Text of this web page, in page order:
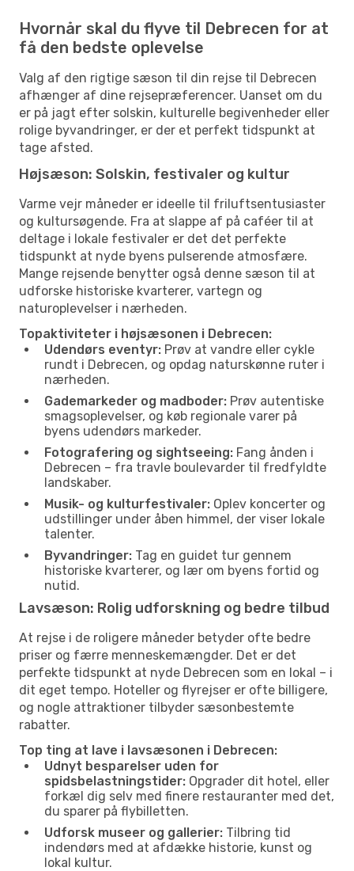
Hvornår skal du flyve til Debrecen for at
få den bedste oplevelse
Valg af den rigtige sæson til din rejse til Debrecen
afhænger af dine rejsepræferencer. Uanset om du
er på jagt efter solskin, kulturelle begivenheder eller
rolige byvandringer, er der et perfekt tidspunkt at
tage afsted.
Højsæson: Solskin, festivaler og kultur
Varme vejr måneder er ideelle til friluftsentusiaster
og kultursøgende. Fra at slappe af på caféer til at
deltage i lokale festivaler er det det perfekte
tidspunkt at nyde byens pulserende atmosfære.
Mange rejsende benytter også denne sæson til at
udforske historiske kvarterer, vartegn og
naturoplevelser i nærheden.
Topaktiviteter i højsæsonen i Debrecen:
Udendørs eventyr: Prøv at vandre eller cykle
rundt i Debrecen, og opdag naturskønne ruter i
nærheden.
Gademarkeder og madboder: Prøv autentiske
smagsoplevelser, og køb regionale varer på
byens udendørs markeder.
Fotografering og sightseeing: Fang ånden i
Debrecen – fra travle boulevarder til fredfyldte
landskaber.
Musik- og kulturfestivaler: Oplev koncerter og
udstillinger under åben himmel, der viser lokale
talenter.
Byvandringer: Tag en guidet tur gennem
historiske kvarterer, og lær om byens fortid og
nutid.
Lavsæson: Rolig udforskning og bedre tilbud
At rejse i de roligere måneder betyder ofte bedre
priser og færre menneskemængder. Det er det
perfekte tidspunkt at nyde Debrecen som en lokal – i
dit eget tempo. Hoteller og flyrejser er ofte billigere,
og nogle attraktioner tilbyder sæsonbestemte
rabatter.
Top ting at lave i lavsæsonen i Debrecen:
Udnyt besparelser uden for
spidsbelastningstider: Opgrader dit hotel, eller
forkæl dig selv med finere restauranter med det,
du sparer på flybilletten.
Udforsk museer og gallerier: Tilbring tid
indendørs med at afdække historie, kunst og
lokal kultur.